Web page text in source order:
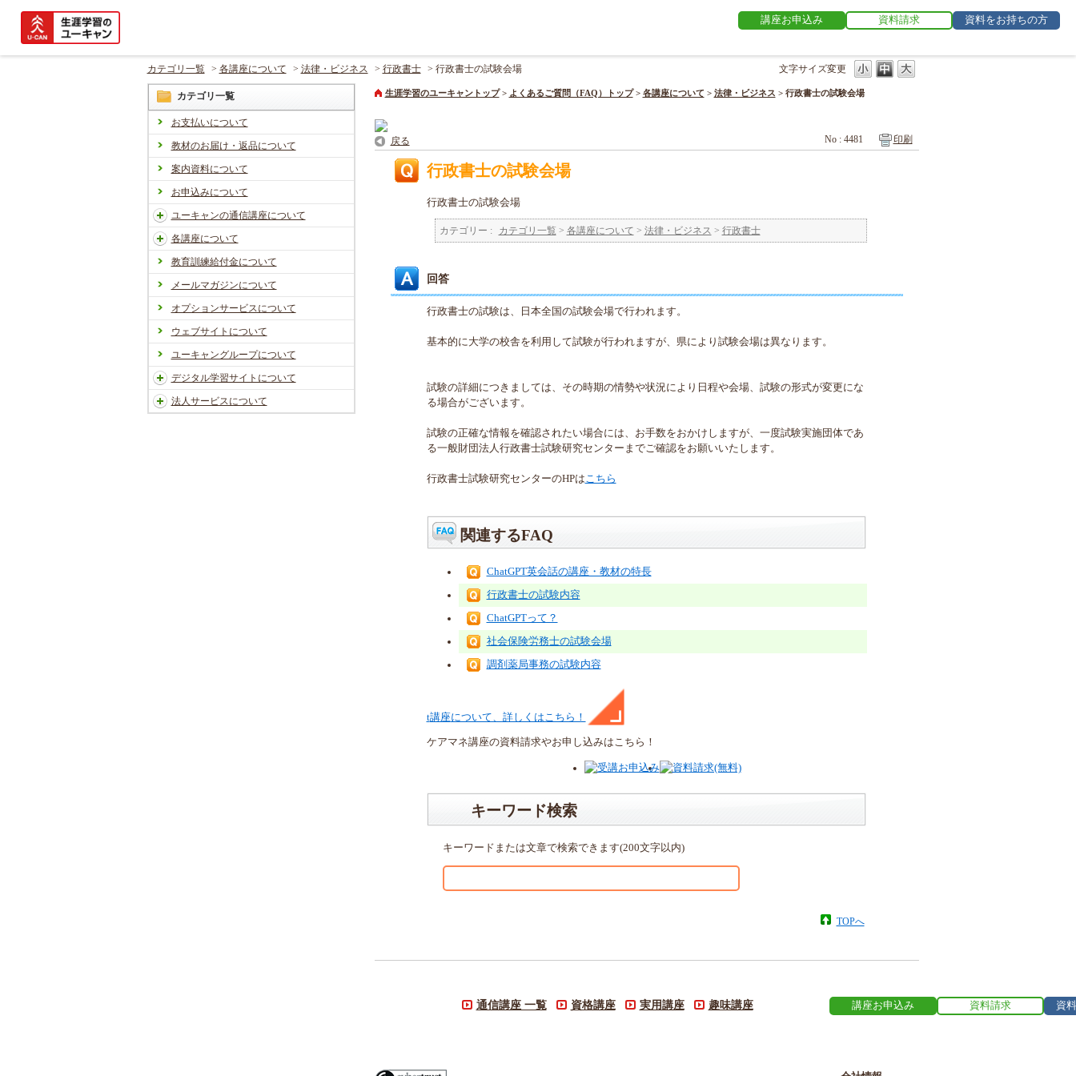
講座お申込み 資料請求 資料をお持ちの方
文字サイズ変更
カテゴリ一覧 > 各講座について > 法律・ビジネス > 行政書士 > 行政書士の試験会場
カテゴリ一覧
お支払いについて
教材のお届け・返品について
案内資料について
お申込みについて
ユーキャンの通信講座について
各講座について
教育訓練給付金について
メールマガジンについて
オプションサービスについて
ウェブサイトについて
ユーキャングループについて
デジタル学習サイトについて
法人サービスについて
生涯学習のユーキャントップ > よくあるご質問（FAQ）トップ > 各講座について > 法律・ビジネス > 行政書士の試験会場
戻る No : 4481 印刷
行政書士の試験会場
行政書士の試験会場
カテゴリー : カテゴリ一覧 > 各講座について > 法律・ビジネス > 行政書士
回答
行政書士の試験は、日本全国の試験会場で行われます。
基本的に大学の校舎を利用して試験が行われますが、県により試験会場は異なります。
試験の詳細につきましては、その時期の情勢や状況により日程や会場、試験の形式が変更にな
る場合がございます。
試験の正確な情報を確認されたい場合には、お手数をおかけしますが、一度試験実施団体であ
る一般財団法人行政書士試験研究センターまでご確認をお願いいたします。
行政書士試験研究センターのHPはこちら
関連するFAQ
ChatGPT英会話の講座・教材の特長
行政書士の試験内容
ChatGPTって？
社会保険労務士の試験会場
調剤薬局事務の試験内容
t講座について、詳しくはこちら！
ケアマネ講座の資料請求やお申し込みはこちら！
キーワード検索
キーワードまたは文章で検索できます(200文字以内)
TOPへ
通信講座 一覧 資格講座 実用講座 趣味講座 講座お申込み 資料請求 資